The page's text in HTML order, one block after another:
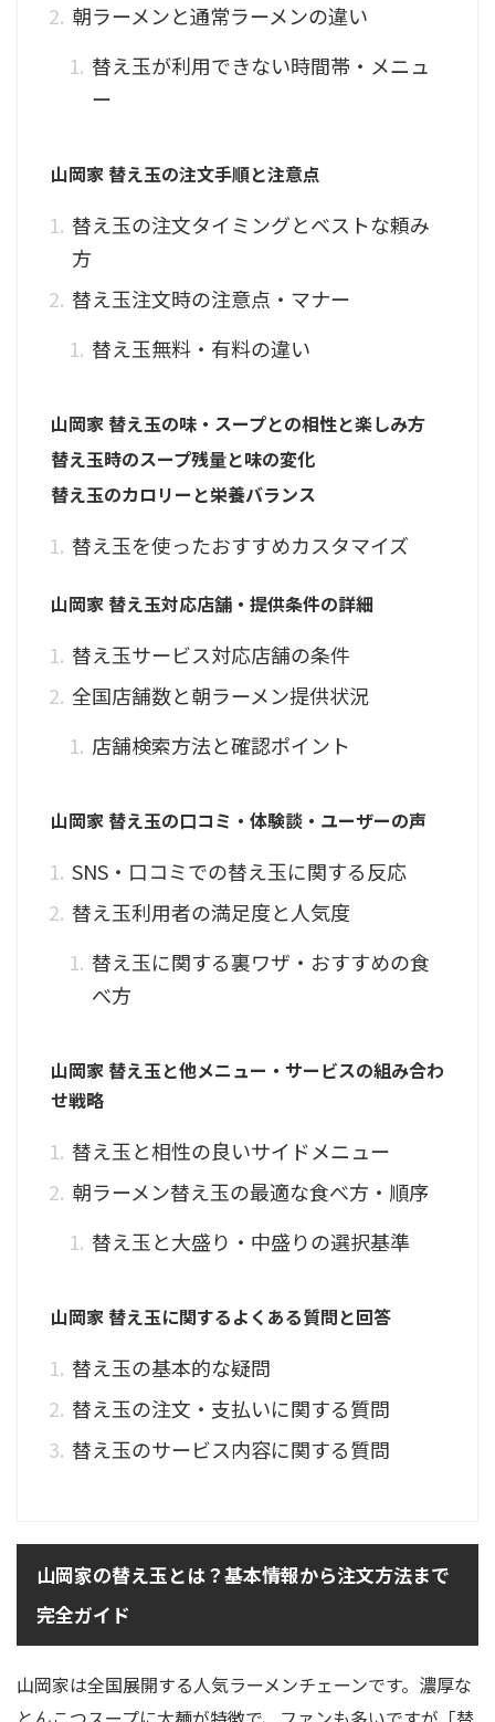
朝ラーメンと通常ラーメンの違い
替え玉が利用できない時間帯・メニュ
ー
山岡家 替え玉の注文手順と注意点
替え玉の注文タイミングとベストな頼み
方
替え玉注文時の注意点・マナー
替え玉無料・有料の違い
山岡家 替え玉の味・スープとの相性と楽しみ方
替え玉時のスープ残量と味の変化
替え玉のカロリーと栄養バランス
替え玉を使ったおすすめカスタマイズ
山岡家 替え玉対応店舗・提供条件の詳細
替え玉サービス対応店舗の条件
全国店舗数と朝ラーメン提供状況
店舗検索方法と確認ポイント
山岡家 替え玉の口コミ・体験談・ユーザーの声
SNS・口コミでの替え玉に関する反応
替え玉利用者の満足度と人気度
替え玉に関する裏ワザ・おすすめの食
べ方
山岡家 替え玉と他メニュー・サービスの組み合わ
せ戦略
替え玉と相性の良いサイドメニュー
朝ラーメン替え玉の最適な食べ方・順序
替え玉と大盛り・中盛りの選択基準
山岡家 替え玉に関するよくある質問と回答
替え玉の基本的な疑問
替え玉の注文・支払いに関する質問
替え玉のサービス内容に関する質問
山岡家の替え玉とは？基本情報から注文方法まで
完全ガイド
山岡家は全国展開する人気ラーメンチェーンです。濃厚な